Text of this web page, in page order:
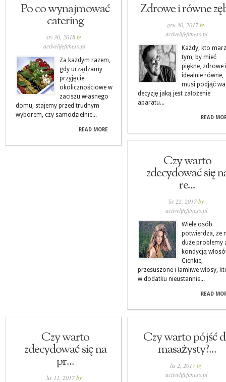
Po co wynajmować
catering
sty 30, 2018by
activelifefitness.pl
Za każdym razem,
gdy urządzamy
przyjęcie
okolicznościowe w
zaciszu własnego
domu, stajemy przed trudnym
wyborem, czy samodzielnie...
READ MORE
Zdrowe i równe
gru 30, 2017by
activelifefitness.pl
Każdy, kto
tym, by mieć
piękne, zdrowe i
idealnie równe,
musi podjąć
decyzję jaką jest założenie
aparatu...
READ
Czy warto
zdecydować się
re...
lis 22, 2017by
activelifefitness.pl
Wiele osób
potwierdza, że
duże problemy
kondycją
Cienkie,
przesuszone i łamliwe włosy,
w dodatku nieustannie...
READ
Czy warto
zdecydować się na
pr...
lis 11, 2017by
Czy warto pójść
masażysty?...
lis 2, 2017by
activelifefitness.pl